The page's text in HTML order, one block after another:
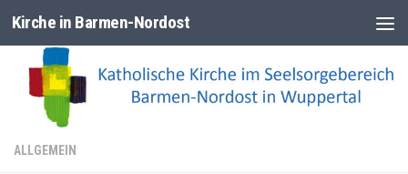
Zum Inhalt springen
Kirche in Barmen-Nordost
ALLGEMEIN